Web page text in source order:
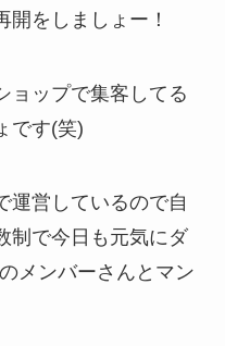
をしましょー！
ョップで集客してる
です(笑)
運営しているので自
制で今日も元気にダ
メンバーさんとマン